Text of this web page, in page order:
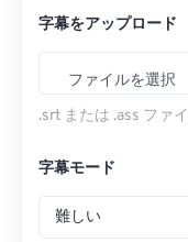
字幕をアップロード
ファイルを選択
.srt または .ass ファ
字幕モード
難しい